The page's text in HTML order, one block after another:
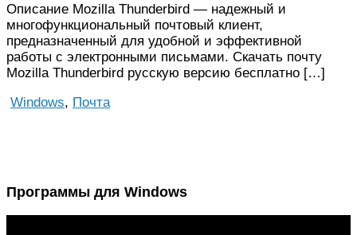
Описание Mozilla Thunderbird — надежный и
многофункциональный почтовый клиент,
предназначенный для удобной и эффективной
работы с электронными письмами. Скачать почту
Mozilla Thunderbird русскую версию бесплатно […]
Windows, Почта
Программы для Windows